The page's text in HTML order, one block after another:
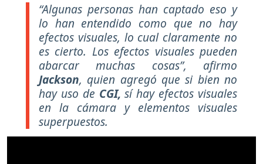
“Algunas personas han captado eso y
lo han entendido como que no hay
efectos visuales, lo cual claramente no
es cierto. Los efectos visuales pueden
abarcar muchas cosas”, afirmo
Jackson, quien agregó que si bien no
hay uso de CGI, sí hay efectos visuales
en la cámara y elementos visuales
superpuestos.